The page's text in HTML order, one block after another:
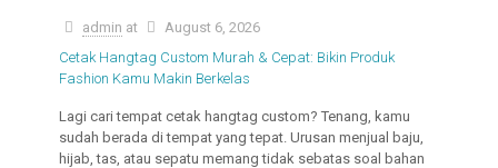
admin at
August 6, 2026
Cetak Hangtag Custom Murah & Cepat: Bikin Produk
Fashion Kamu Makin Berkelas
Lagi cari tempat cetak hangtag custom? Tenang, kamu
sudah berada di tempat yang tepat. Urusan menjual baju,
hijab, tas, atau sepatu memang tidak sebatas soal bahan